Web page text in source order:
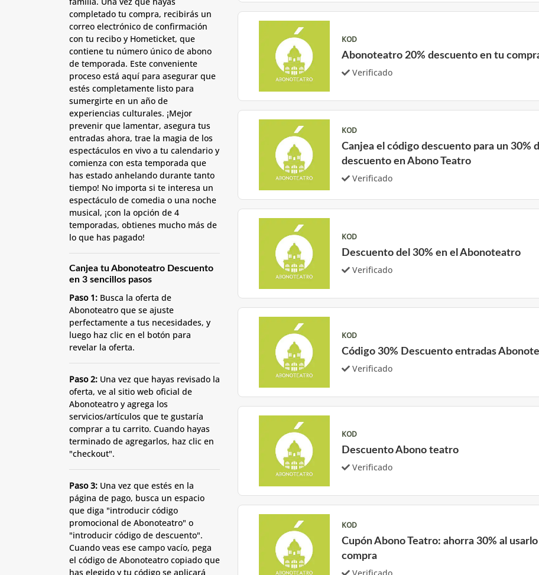
KOD
Abonoteatro 20% descuento en tu
Verificado
KOD
Canjea el código descuento para un 30%
descuento en Abono Teatro
Verificado
KOD
Descuento del 30% en el Abonoteatro
Verificado
KOD
Código 30% Descuento entradas
Verificado
KOD
Descuento Abono teatro
Verificado
KOD
Cupón Abono Teatro: ahorra 30% al
compra
completado tu compra, recibirás un
correo electrónico de confirmación
con tu recibo y Hometicket, que
contiene tu número único de abono
de temporada. Este conveniente
proceso está aquí para asegurar que
estés completamente listo para
sumergirte en un año de
experiencias culturales. ¡Mejor
prevenir que lamentar, asegura tus
entradas ahora, trae la magia de los
espectáculos en vivo a tu calendario y
comienza con esta temporada que
has estado anhelando durante tanto
tiempo! No importa si te interesa un
espectáculo de comedia o una noche
musical, ¡con la opción de 4
temporadas, obtienes mucho más de
lo que has pagado!
Canjea tu Abonoteatro Descuento
en 3 sencillos pasos
Paso 1: Busca la oferta de
Abonoteatro que se ajuste
perfectamente a tus necesidades, y
luego haz clic en el botón para
revelar la oferta.
Paso 2: Una vez que hayas revisado la
oferta, ve al sitio web oficial de
Abonoteatro y agrega los
servicios/artículos que te gustaría
comprar a tu carrito. Cuando hayas
terminado de agregarlos, haz clic en
"checkout".
Paso 3: Una vez que estés en la
página de pago, busca un espacio
que diga "introducir código
promocional de Abonoteatro" o
"introducir código de descuento".
Cuando veas ese campo vacío, pega
el código de Abonoteatro copiado que
has elegido y tu código se aplicará